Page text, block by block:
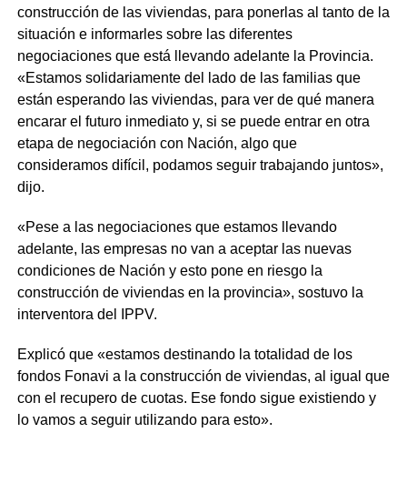
construcción de las viviendas, para ponerlas al tanto de la
situación e informarles sobre las diferentes
negociaciones que está llevando adelante la Provincia.
«Estamos solidariamente del lado de las familias que
están esperando las viviendas, para ver de qué manera
encarar el futuro inmediato y, si se puede entrar en otra
etapa de negociación con Nación, algo que
consideramos difícil, podamos seguir trabajando juntos»,
dijo.
«Pese a las negociaciones que estamos llevando
adelante, las empresas no van a aceptar las nuevas
condiciones de Nación y esto pone en riesgo la
construcción de viviendas en la provincia», sostuvo la
interventora del IPPV.
Explicó que «estamos destinando la totalidad de los
fondos Fonavi a la construcción de viviendas, al igual que
con el recupero de cuotas. Ese fondo sigue existiendo y
lo vamos a seguir utilizando para esto».